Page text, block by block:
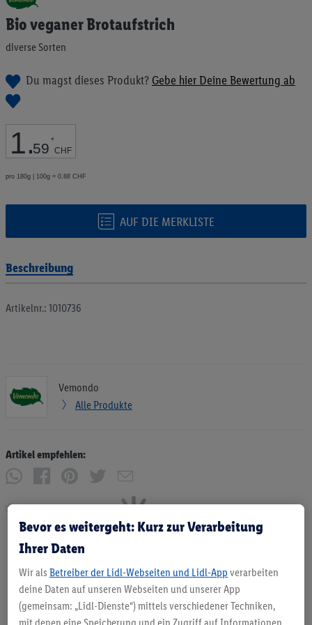
Bio veganer Brotaufstrich
diverse Sorten
Du magst dieses Produkt? Gebe hier Deine Bewertung ab
1.59 *
CHF
pro 180g | 100g = 0.88 CHF
AUF DIE MERKLISTE
Anfang
der
Bildgalerie
springen
Beschreibung
Artikelnr.: 1010736
Vemondo
Alle Produkte
Artikel empfehlen:
Bevor es weitergeht: Kurz zur Verarbeitung
Ihrer Daten
Wir als Betreiber der Lidl-Webseiten und Lidl-App verarbeiten
deine Daten auf unseren Webseiten und unserer App
(gemeinsam: „Lidl-Dienste“) mittels verschiedener Techniken,
mit denen eine Speicherung und ein Zugriff auf Informationen